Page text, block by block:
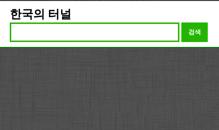
한국의 터널
검색